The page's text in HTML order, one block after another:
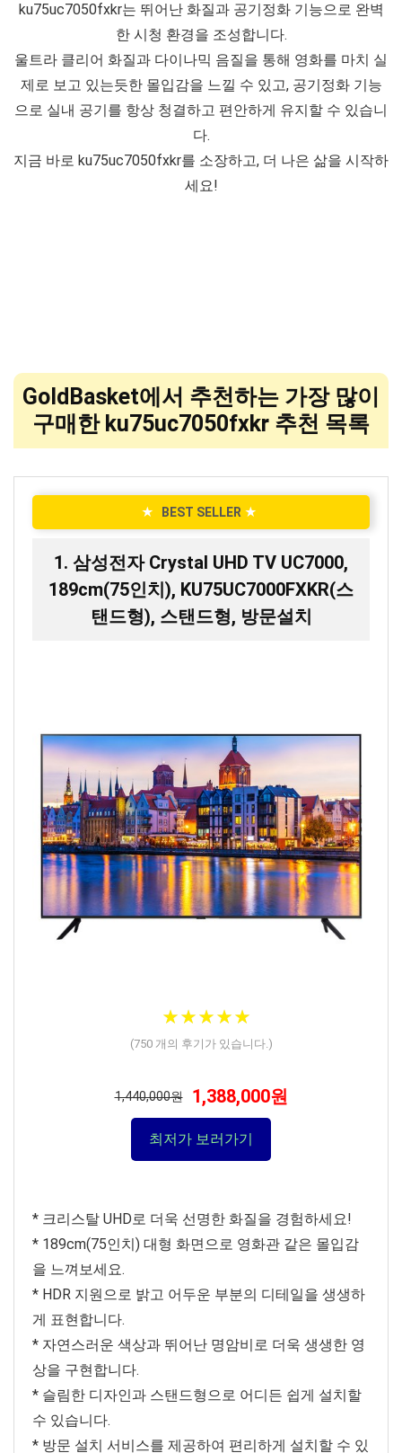
ku75uc7050fxkr는 뛰어난 화질과 공기정화 기능으로 완벽
한 시청 환경을 조성합니다.
울트라 클리어 화질과 다이나믹 음질을 통해 영화를 마치 실
제로 보고 있는듯한 몰입감을 느낄 수 있고, 공기정화 기능
으로 실내 공기를 항상 청결하고 편안하게 유지할 수 있습니
다.
지금 바로 ku75uc7050fxkr를 소장하고, 더 나은 삶을 시작하
세요!
GoldBasket에서 추천하는 가장 많이
구매한 ku75uc7050fxkr 추천 목록
★ BEST SELLER ★
1. 삼성전자 Crystal UHD TV UC7000,
189cm(75인치), KU75UC7000FXKR(스
탠드형), 스탠드형, 방문설치
★★★★★
★★★★★
(750개의 후기가 있습니다.)
1,440,000원 1,388,000원
최저가 보러가기
* 크리스탈 UHD로 더욱 선명한 화질을 경험하세요!
* 189cm(75인치) 대형 화면으로 영화관 같은 몰입감
을 느껴보세요.
* HDR 지원으로 밝고 어두운 부분의 디테일을 생생하
게 표현합니다.
* 자연스러운 색상과 뛰어난 명암비로 더욱 생생한 영
상을 구현합니다.
* 슬림한 디자인과 스탠드형으로 어디든 쉽게 설치할
수 있습니다.
* 방문 설치 서비스를 제공하여 편리하게 설치할 수 있